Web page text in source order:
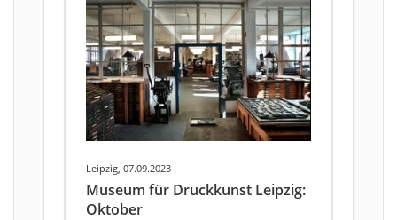
Leipzig, 07.09.2023
Museum für Druckkunst Leipzig:
Oktober